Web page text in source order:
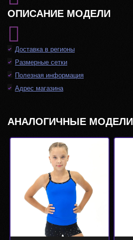
ОПИСАНИЕ МОДЕЛИ
Доставка в регионы
Размерные сетки
Полезная информация
Адрес магазина
АНАЛОГИЧНЫЕ МОДЕЛИ